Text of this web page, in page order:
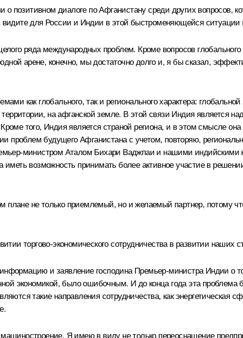
о позитивном диалоге по Афганистану среди других вопросов,
для России и Индии в этой быстроменяющейся ситуации
ряда международных проблем. Кроме вопросов
арене, конечно, мы достаточно долго и, я бы сказал,
как глобального, так и регионального характера:
на афганской земле. В этой связи Индия является
того, Индия является страной региона, и в этом смысле
проблем будущего Афганистана с учетом, повторяю,
министром Аталом Бихари Ваджпаи и нашими индийскими
возможность принимать более активное участие в
плане не только приемлемый, но и желаемый партнер, потому
торгово-экономического сотрудничества в развитии наших
и заявление господина Премьер-министра Индии о
экономикой, было ошибочным. И до конца года эта проблема
такие направления сотрудничества, как энергетическая
Я имею в виду не только переоснащение